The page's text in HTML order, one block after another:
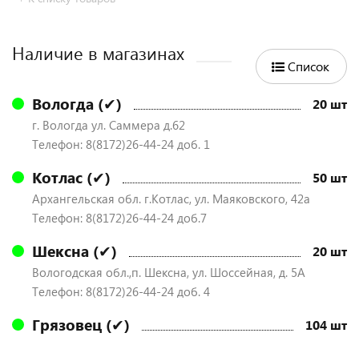
Наличие в магазинах
Список
Вологда (✔) 20 шт
г. Вологда ул. Саммера д.62
Телефон: 8(8172)26-44-24 доб. 1
Котлас (✔) 50 шт
Архангельская обл. г.Котлас, ул. Маяковского, 42а
Телефон: 8(8172)26-44-24 доб.7
Шексна (✔) 20 шт
Вологодская обл.,п. Шексна, ул. Шоссейная, д. 5А
Телефон: 8(8172)26-44-24 доб. 4
Грязовец (✔) 104 шт